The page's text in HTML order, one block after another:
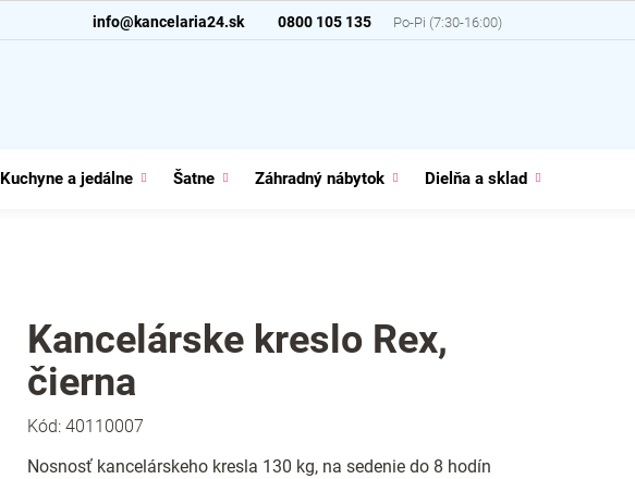
0800 105 135
info@kancelaria24.sk
Kuchyne a jedálne Šatne Záhradný nábytok Dielňa a sklad
Kancelárske kreslo Rex,
čierna
Kód: 40110007
Nosnosť kancelárskeho kresla 130 kg, na sedenie do 8 hodín